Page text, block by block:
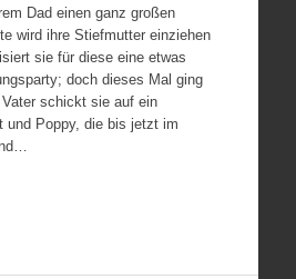
Dad einen ganz großen
wird ihre Stiefmutter einziehen
sie für diese eine etwas
doch dieses Mal ging
schickt sie auf ein
und Poppy, die bis jetzt im